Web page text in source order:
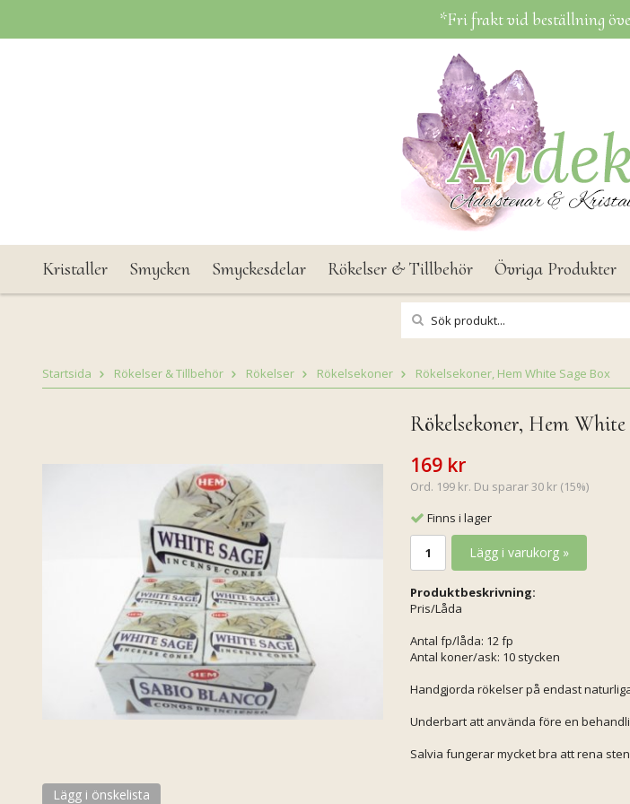
*Fri frakt vid beställning
Kristaller Smycken Smyckesdelar Rökelser & Tillbehör Övriga Produkter
Startsida Rökelser & Tillbehör Rökelser Rökelsekoner Rökelsekoner, Hem White Sage Box
Lägg i önskelista
Rökelsekoner, Hem White
169 kr
Ord. 199 kr. Du sparar 30 kr (15%)
Finns i lager
Lägg i varukorg »
Produktbeskrivning:
Pris/Låda
Antal fp/låda: 12 fp
Antal koner/ask: 10 stycken
Handgjorda rökelser på endast
Underbart att använda före en
Salvia fungerar mycket bra att rena